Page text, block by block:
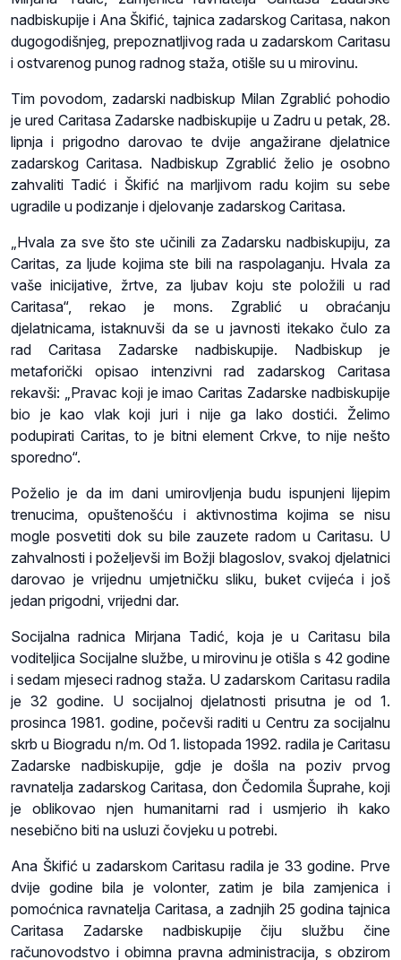
nadbiskupije i Ana Škifić, tajnica zadarskog Caritasa, nakon
dugogodišnjeg, prepoznatljivog rada u zadarskom Caritasu
i ostvarenog punog radnog staža, otišle su u mirovinu.
Tim povodom, zadarski nadbiskup Milan Zgrablić pohodio
je ured Caritasa Zadarske nadbiskupije u Zadru u petak, 28.
lipnja i prigodno darovao te dvije angažirane djelatnice
zadarskog Caritasa. Nadbiskup Zgrablić želio je osobno
zahvaliti Tadić i Škifić na marljivom radu kojim su sebe
ugradile u podizanje i djelovanje zadarskog Caritasa.
„Hvala za sve što ste učinili za Zadarsku nadbiskupiju, za
Caritas, za ljude kojima ste bili na raspolaganju. Hvala za
vaše inicijative, žrtve, za ljubav koju ste položili u rad
Caritasa“, rekao je mons. Zgrablić u obraćanju
djelatnicama, istaknuvši da se u javnosti itekako čulo za
rad Caritasa Zadarske nadbiskupije. Nadbiskup je
metaforički opisao intenzivni rad zadarskog Caritasa
rekavši: „Pravac koji je imao Caritas Zadarske nadbiskupije
bio je kao vlak koji juri i nije ga lako dostići. Želimo
podupirati Caritas, to je bitni element Crkve, to nije nešto
sporedno“.
Poželio je da im dani umirovljenja budu ispunjeni lijepim
trenucima, opuštenošću i aktivnostima kojima se nisu
mogle posvetiti dok su bile zauzete radom u Caritasu. U
zahvalnosti i poželjevši im Božji blagoslov, svakoj djelatnici
darovao je vrijednu umjetničku sliku, buket cvijeća i još
jedan prigodni, vrijedni dar.
Socijalna radnica Mirjana Tadić, koja je u Caritasu bila
voditeljica Socijalne službe, u mirovinu je otišla s 42 godine
i sedam mjeseci radnog staža. U zadarskom Caritasu radila
je 32 godine. U socijalnoj djelatnosti prisutna je od 1.
prosinca 1981. godine, počevši raditi u Centru za socijalnu
skrb u Biogradu n/m. Od 1. listopada 1992. radila je Caritasu
Zadarske nadbiskupije, gdje je došla na poziv prvog
ravnatelja zadarskog Caritasa, don Čedomila Šuprahe, koji
je oblikovao njen humanitarni rad i usmjerio ih kako
nesebično biti na usluzi čovjeku u potrebi.
Ana Škifić u zadarskom Caritasu radila je 33 godine. Prve
dvije godine bila je volonter, zatim je bila zamjenica i
pomoćnica ravnatelja Caritasa, a zadnjih 25 godina tajnica
Caritasa Zadarske nadbiskupije čiju službu čine
računovodstvo i obimna pravna administracija, s obzirom